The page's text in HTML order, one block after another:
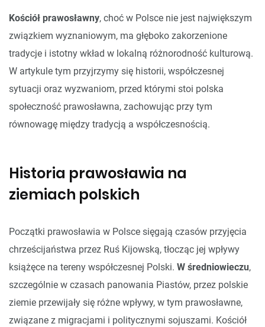
Kościół prawosławny, choć w Polsce nie jest największym
związkiem wyznaniowym, ma głęboko zakorzenione
tradycje i istotny wkład w lokalną różnorodność kulturową.
W artykule tym przyjrzymy się historii, współczesnej
sytuacji oraz wyzwaniom, przed którymi stoi polska
społeczność prawosławna, zachowując przy tym
równowagę między tradycją a współczesnością.
Historia prawosławia na
ziemiach polskich
Początki prawosławia w Polsce sięgają czasów przyjęcia
chrześcijaństwa przez Ruś Kijowską, tłocząc jej wpływy
książęce na tereny współczesnej Polski. W średniowieczu,
szczególnie w czasach panowania Piastów, przez polskie
ziemie przewijały się różne wpływy, w tym prawosławne,
związane z migracjami i politycznymi sojuszami. Kościół